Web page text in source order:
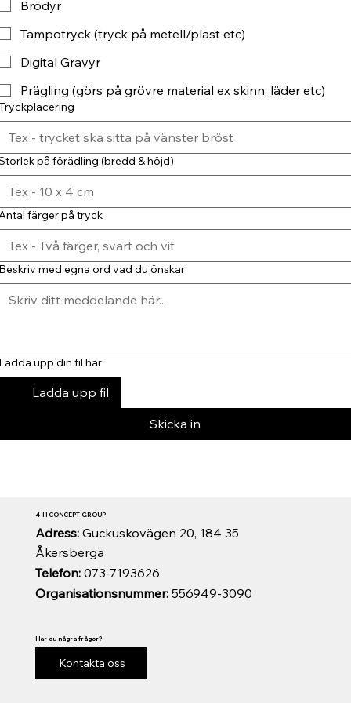
Brodyr
Tampotryck (tryck på metell/plast etc)
Digital Gravyr
Prägling (görs på grövre material ex skinn, läder etc)
på förädling (bredd & höjd)
färger på tryck
med egna ord vad du önskar
upp din fil här
Ladda upp fil
Skicka in
Organisationsnummer:556949-3090
Telefon:073-7193626
Adress: Guckuskovägen 20, 184 35
Åkersberga
4-H CONCEPT GROUP
Har du några frågor?
Kontakta oss